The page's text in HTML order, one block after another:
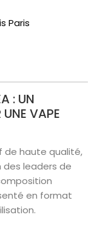
Paris
: UN
VAPE
de haute qualité,
des leaders de
en format